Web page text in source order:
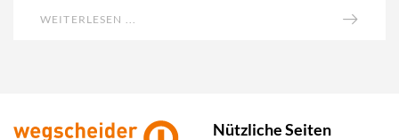
WEITERLESEN ...
Nützliche Seiten